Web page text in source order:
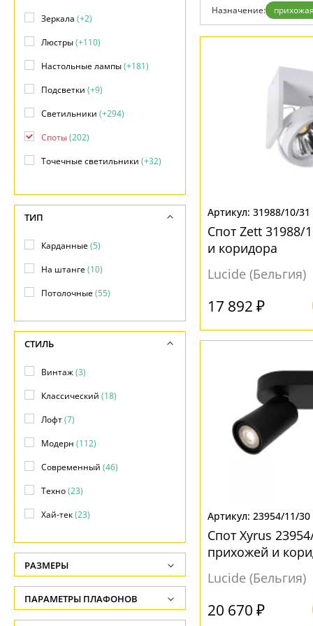
Установка
Дизайнерам
Бренды
Назначение:
31988/10/31
Спот Zett 31988/
и коридора
Lucide (Бельгия)
17 892 ₽
23954/11/30
Спот Xyrus
прихожей и
Lucide (Бельгия)
20 670 ₽
Зеркала (+2)
Люстры(+110)
Настольные лампы(+181)
Подсветки (+9)
Светильники (+294)
Споты(202)
Точечные светильники (+32)
ТИП
Карданные(5)
На штанге(10)
Потолочные(55)
СТИЛЬ
Винтаж(3)
Классический (18)
Лофт(7)
Модерн (112)
Современный (46)
Техно(23)
Хай-тек(23)
РАЗМЕРЫ
Высота, см
-
ПАРАМЕТРЫ ПЛАФОНОВ